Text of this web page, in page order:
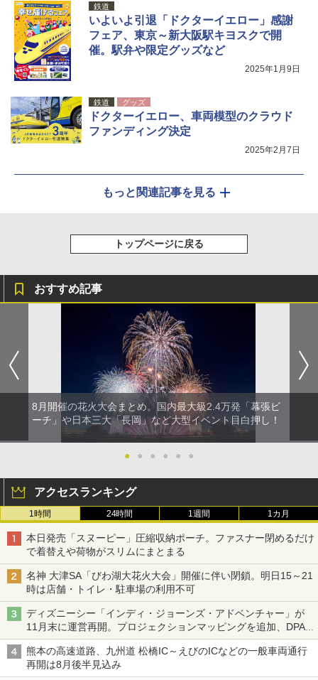
鉄道
いよいよ引退「ドクターイエロー」感謝
フェア、東京～新大阪駅キヨスクで開
催。駅弁や限定グッズなど
2025年1月9日
鉄道 グッズ
ドクターイエロー、車両模型のクラウド
ファンディング決定
2025年2月7日
もっと関連記事を見る
トップページに戻る
おすすめ記事
8月開催の花火大会まとめ。国内最大級2.4万発「幕張ビ
ーチ」や日本三大「長岡」など大型イベント目白押し！
● ● ● ● ● ●
アクセスランキング
1時間 24時間 1週間 1カ月
本日発売「スヌーピー」圧縮収納ポーチ。ファスナー閉めるだけ
で着替えや荷物がスリムにまとまる
名神 大津SA「びわ湖大花火大会」開催に伴い閉鎖。明日15～21
時は店舗・トイレ・駐車場の利用不可
ディズニーシー「インディ・ジョーンズ・アドベンチャー」が
11月末に運営再開。プロジェクションマッピングを追加、DPA
は1500円
熊本の高速道路、九州道 松橋IC～えびのICなどの一般車両通行
再開は8月後半見込み